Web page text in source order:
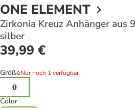
ONE ELEMENT
Zirkonia Kreuz Anhänger aus
silber
39,99 €
GrößeNur noch 1 verfügbar
0
Color